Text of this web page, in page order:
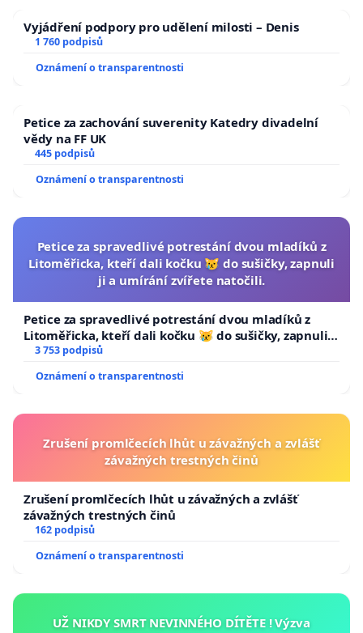
Vyjádření podpory pro udělení milosti – Denis
1 760 podpisů
Oznámení o transparentnosti
Petice za zachování suverenity Katedry divadelní
vědy na FF UK
445 podpisů
Oznámení o transparentnosti
Petice za spravedlivé potrestání dvou mladíků z
Litoměřicka, kteří dali kočku 😿 do sušičky, zapnuli
ji a umírání zvířete natočili.
Petice za spravedlivé potrestání dvou mladíků z
Litoměřicka, kteří dali kočku 😿 do sušičky, zapnuli ji
a umírání zvířete natočili.
3 753 podpisů
Oznámení o transparentnosti
Zrušení promlčecích lhůt u závažných a zvlášť
závažných trestných činů
Zrušení promlčecích lhůt u závažných a zvlášť
závažných trestných činů
162 podpisů
Oznámení o transparentnosti
UŽ NIKDY SMRT NEVINNÉHO DÍTĚTE ! Výzva